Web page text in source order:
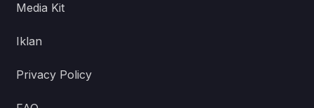
Media Kit
Iklan
Privacy Policy